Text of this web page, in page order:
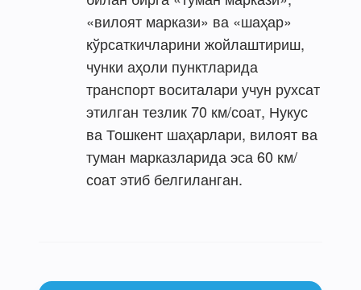
«вилоят маркази» ва «шаҳар»
кўрсаткичларини жойлаштириш,
чунки аҳоли пунктларида
транспорт воситалари учун рухсат
этилган тезлик 70 км/соат, Нукус
ва Тошкент шаҳарлари, вилоят ва
туман марказларида эса 60 км/
соат этиб белгиланган.